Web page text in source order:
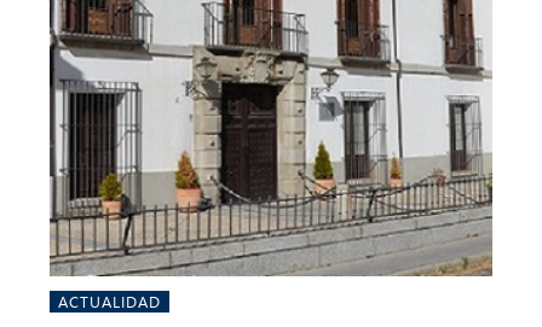
ACTUALIDAD